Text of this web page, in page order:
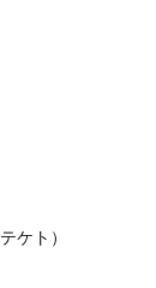
ケト）